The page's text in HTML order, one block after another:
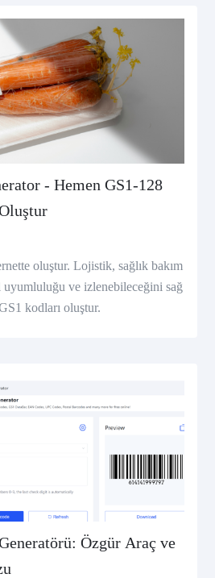
- Hemen GS1-128
oluştur. Lojistik, sağlık bakım
uyumluluğu ve izlenebileceğini sağ
kodları oluştur.
Özgür Araç ve